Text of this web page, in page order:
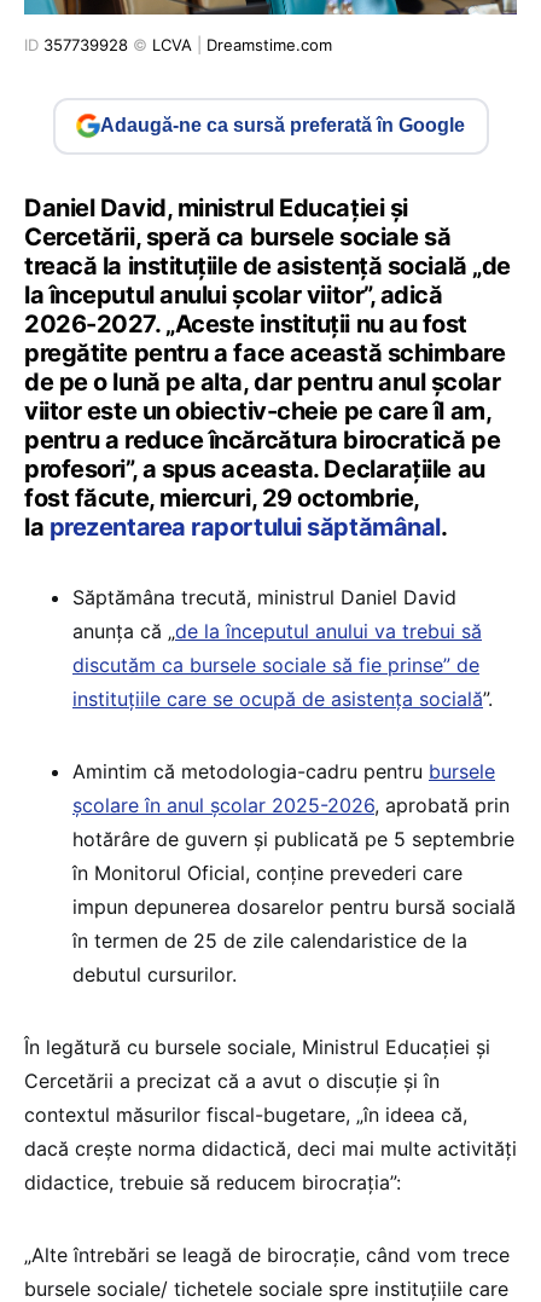
ID 357739928 © LCVA Dreamstime.com
Adaugă-ne ca sursă preferată în Google
Daniel David, ministrul Educației și
Cercetării, speră ca bursele sociale să
treacă la instituțiile de asistență socială „de
la începutul anului școlar viitor”, adică
2026-2027. „Aceste instituții nu au fost
pregătite pentru a face această schimbare
de pe o lună pe alta, dar pentru anul școlar
viitor este un obiectiv-cheie pe care îl am,
pentru a reduce încărcătura birocratică pe
profesori”, a spus aceasta. Declarațiile au
fost făcute, miercuri, 29 octombrie,
la prezentarea raportului săptămânal.
Săptămâna trecută, ministrul Daniel David
anunța că „de la începutul anului va trebui să
discutăm ca bursele sociale să fie prinse” de
instituțiile care se ocupă de asistența socială”.
Amintim că metodologia-cadru pentru bursele
școlare în anul școlar 2025-2026, aprobată prin
hotărâre de guvern și publicată pe 5 septembrie
în Monitorul Oficial, conține prevederi care
impun depunerea dosarelor pentru bursă socială
în termen de 25 de zile calendaristice de la
debutul cursurilor.
În legătură cu bursele sociale, Ministrul Educației și
Cercetării a precizat că a avut o discuție și în
contextul măsurilor fiscal-bugetare, „în ideea că,
dacă crește norma didactică, deci mai multe activități
didactice, trebuie să reducem birocrația”:
„Alte întrebări se leagă de birocrație, când vom trece
bursele sociale/ tichetele sociale spre instituțiile care